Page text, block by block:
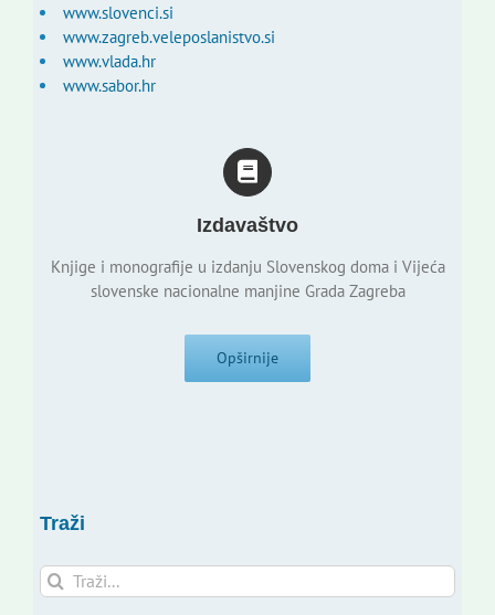
www.slovenci.si
www.zagreb.veleposlanistvo.si
www.vlada.hr
www.sabor.hr
Izdavaštvo
Knjige i monografije u izdanju Slovenskog doma i Vijeća
slovenske nacionalne manjine Grada Zagreba
Opširnije
Traži
Traži...